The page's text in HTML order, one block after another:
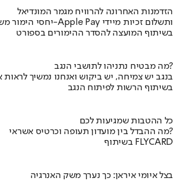
הזדמנות האחרונה להרוויח מגמר המונדיאל
יחסי הימור משופרים, הפקדות ב-Apple Pay ותשלום זכיות מיידי
בשיתוף המועצה להסדר ההימורים בספורט
מה מבטיח נתניהו לתושבי הנגב?
בנגב יש צמיחה, יש ביקוש ואנחנו נמשיך
בשיתוף הרשות לפיתוח הנגב
כל ההטבות שמגיעות לכם
מה ההבדל בין מועדון תעופה וכרטיס אשראי?
בשיתוף FLYCARD
בצל איומי איראן: כך נערך משק האנרגיה